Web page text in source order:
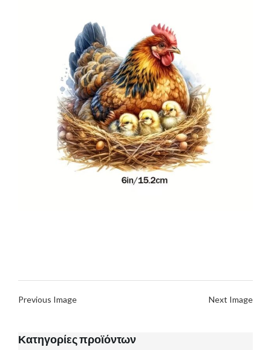
Previous Image Next Image
Κατηγορίες προϊόντων